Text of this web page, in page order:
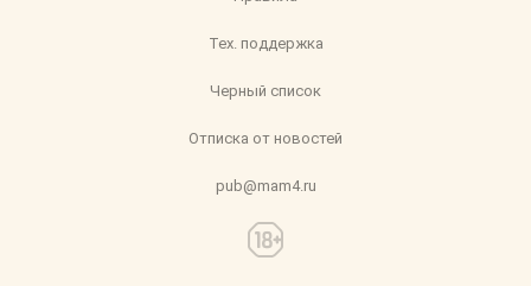
Тех. поддержка
Черный список
Отписка от новостей
pub@mam4.ru